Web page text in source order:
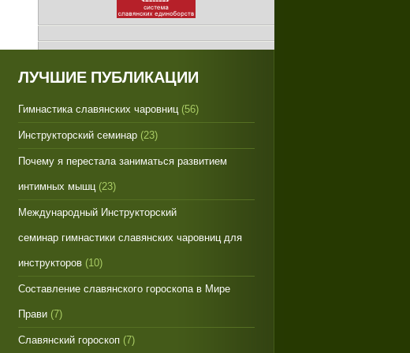
ЛУЧШИЕ ПУБЛИКАЦИИ
Гимнастика славянских чаровниц(56)
Инструкторский семинар (23)
Почему я перестала заниматься развитием
интимных мышц(23)
Международный Инструкторский
семинар гимнастики славянских чаровниц для
инструкторов (10)
Составление славянского гороскопа в Мире
Прави (7)
Славянский гороскоп (7)